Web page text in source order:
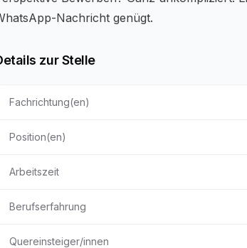
Nachricht genügt.
zur Stelle
Fachrichtung(en)
Position(en)
Arbeitszeit
Berufserfahrung
Quereinsteiger/innen